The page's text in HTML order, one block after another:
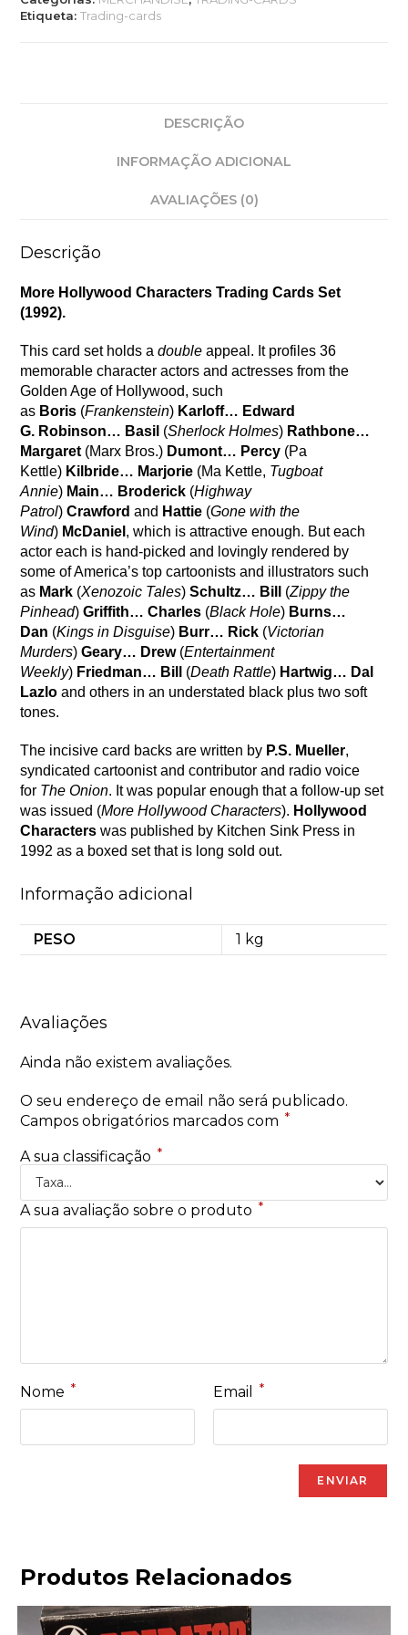
Trading-
cards
Etiqueta:Trading-cards
DESCRIÇÃO
INFORMAÇÃO ADICIONAL
AVALIAÇÕES (0)
Descrição
More Hollywood Characters Trading Cards Set
(1992).
This card set holds adoubleappeal. It profiles 36
memorable character actors and actresses from the
Golden Age of Hollywood, such
as Boris (Frankenstein) Karloff… Edward
G. Robinson… Basil (Sherlock Holmes) Rathbone…
Margaret (Marx Bros.) Dumont… Percy (Pa
Kettle) Kilbride… Marjorie (Ma Kettle, Tugboat
Annie) Main… Broderick (Highway
Patrol)Crawford and Hattie (Gone with the
Wind) McDaniel , which is attractive enough. But each
actor each is hand-picked and lovingly rendered by
some of America’s top cartoonists and illustrators such
as Mark (Xenozoic Tales)Schultz… Bill (Zippy the
Pinhead) Griffith… Charles (Black Hole) Burns…
Dan (Kings in Disguise) Burr… Rick (Victorian
Murders)Geary… Drew(Entertainment
Weekly) Friedman… Bill (Death Rattle) Hartwig… Dal
Lazlo and others in an understated black plus two soft
tones.
The incisive card backs are written by P.S. Mueller,
syndicated cartoonist and contributor and radio voice
for The Onion. It was popular enough that a follow-up set
was issued (More Hollywood Characters). Hollywood
Characters was published by Kitchen Sink Press in
1992 as a boxed set that is long sold out.
Informação adicional
PESO 1 kg
Avaliações
Ainda não existem avaliações.
O seu endereço de email não será publicado.
Campos obrigatórios marcados com *
A sua classificação *
A sua avaliação sobre o produto *
Nome * Email *
Produtos Relacionados